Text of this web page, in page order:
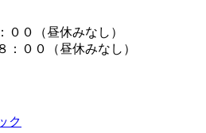
０（昼休みなし）
００（昼休みなし）
ク